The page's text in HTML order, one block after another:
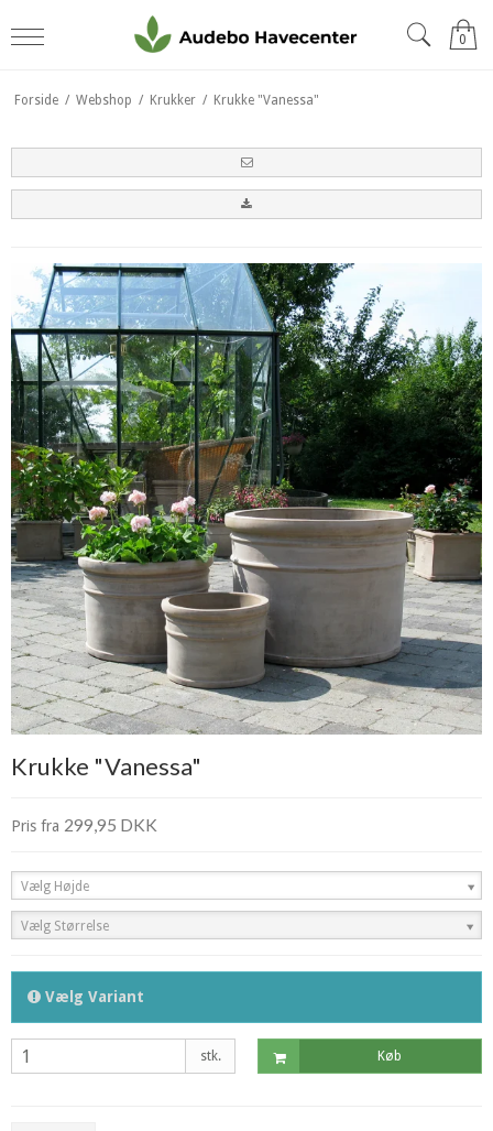
0
Forside / Webshop / Krukker / Krukke "Vanessa"
Krukke "Vanessa"
Pris fra 299,95 DKK
Vælg Højde
Vælg Størrelse
Vælg Variant
stk. Køb